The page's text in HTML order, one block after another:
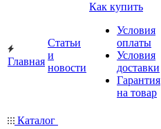
Главная
Статьи
и
новости
Как купить
Условия
оплаты
Условия
доставки
Гарантия
на товар
Каталог